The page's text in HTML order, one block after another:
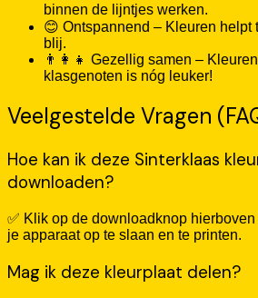
binnen de lijntjes werken.
😊 Ontspannend – Kleuren helpt
blij.
👨‍👩‍👧 Gezellig samen –
klasgenoten is nóg leuker!
Veelgestelde Vragen
Hoe kan ik deze Sinterklaas
downloaden?
✅ Klik op de downloadknop
je apparaat op te slaan en te printen.
Mag ik deze kleurplaat delen?